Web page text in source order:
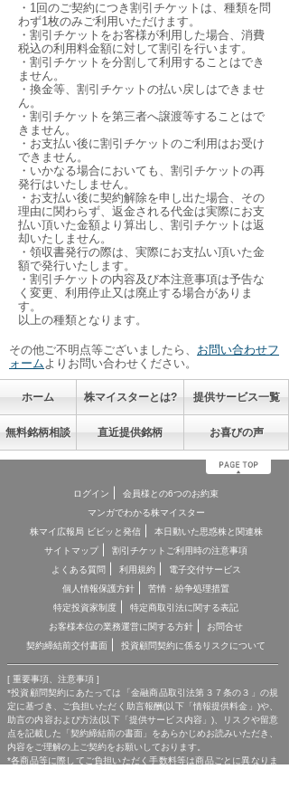
・1回のご契約につき割引チケットは、種類を問
わず1枚のみご利用いただけます。
・割引チケットをお客様が利用した場合、消費
税込の利用料金額に対して割引を行います。
・割引チケットを分割して利用することはでき
ません。
・換金等、割引チケットの払い戻しはできませ
ん。
・割引チケットを第三者へ譲渡等することはで
きません。
・お支払い後に割引チケットのご利用はお受け
できません。
・いかなる場合においても、割引チケットの再
発行はいたしません。
・お支払い後に契約解除を申し出た場合、その
理由に関わらず、返金される代金は実際にお支
払い頂いた金額より算出し、割引チケットは返
却いたしません。
・領収書発行の際は、実際にお支払い頂いた金
額で発行いたします。
・割引チケットの内容及び本注意事項は予告な
く変更、利用停止又は廃止する場合がありま
す。
以上の種類となります。
その他ご不明点等ございましたら、 お問い合わせフ
ォームよりお問い合わせください。
ホーム 株マイスターとは? 提供サービス一覧
無料銘柄相談 直近提供銘柄 お喜びの声
ログイン
会員様との6つのお約束
マンガでわかる株マイスター
株マイ広報局 ビビッと発信
本日動いた思惑株と関連株
サイトマップ
割引チケットご利用時の注意事項
よくある質問
利用規約
電子交付サービス
個人情報保護方針
苦情・紛争処理措置
特定投資家制度
特定商取引法に関する表記
お客様本位の業務運営に関する方針
お問合せ
契約締結前交付書面
投資顧問契約に係るリスクについて
[ 重要事項、注意事項 ]
*投資顧問契約にあたっては「金融商品取引法第３７条の３」の規
定に基づき、ご負担いただく助言報酬(以下「情報提供料金」)や、
助言の内容および方法(以下「提供サービス内容」)、リスクや留意
点を記載した「契約締結前の書面」をあらかじめお読みいただき、
内容をご理解の上ご契約をお願いしております。
*各商品等に際してご負担いただく手数料等は商品ごとに異なりま